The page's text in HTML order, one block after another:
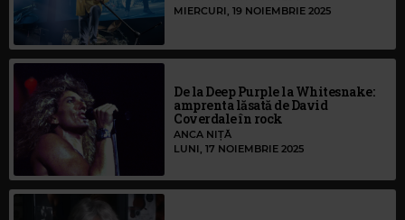
MIERCURI, 19 NOIEMBRIE 2025
De la Deep Purple la Whitesnake:
amprenta lăsată de David
Coverdale în rock
ANCA NIȚĂ
LUNI, 17 NOIEMBRIE 2025